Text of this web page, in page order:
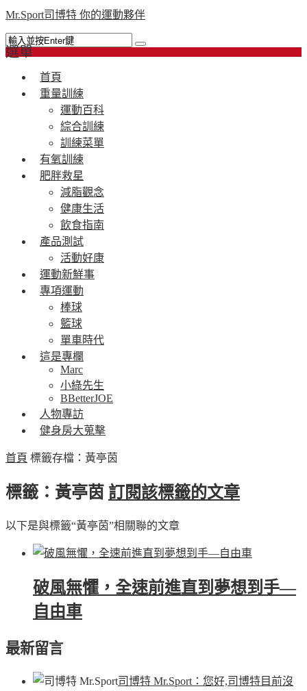
Mr.Sport司博特 你的運動夥伴
選單
首頁
重量訓練
運動百科
綜合訓練
訓練菜單
有氧訓練
肥胖救星
減脂觀念
健康生活
飲食指南
產品測試
活動好康
運動新鮮事
專項運動
棒球
籃球
單車時代
這是專欄
Marc
小綠先生
BBetterJOE
人物專訪
健身房大蒐擊
首頁 標籤存檔：黃亭茵
標籤：黃亭茵 訂閱該標籤的文章
以下是與標籤“黃亭茵”相關聯的文章
破風無懼，全速前進直到夢想到手—
自由車
最新留言
司博特 Mr.Sport ：您好,司博特目前沒